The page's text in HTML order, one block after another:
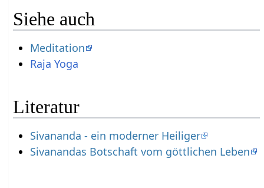
Siehe auch
Meditation
Raja Yoga
Literatur
Sivananda - ein moderner Heiliger
Sivanandas Botschaft vom göttlichen Leben